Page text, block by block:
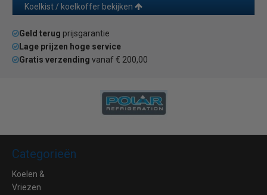
Koelkist / koelkoffer bekijken
Geld terug prijsgarantie
Lage prijzen hoge service
Gratis verzending vanaf € 200,00
Categorieën
Koelen &
Vriezen